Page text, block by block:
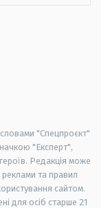
словами "Спецпроєкт"
"Експерт",
Редакція може
реклами та правил
сайтом.
для осіб старше 21